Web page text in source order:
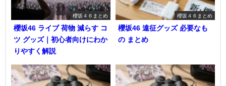
櫻坂４６まとめ
櫻坂46 ライブ 荷物 減らす コ
ツ グッズ｜初心者向けにわか
りやすく解説
櫻坂４６まとめ
櫻坂46 遠征グッズ 必要なも
の まとめ